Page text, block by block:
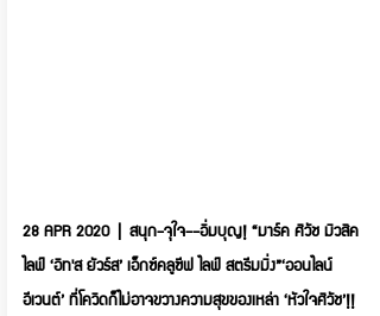
28 APR 2020 | สนุก​-จุใจ-​-อิ่มบุญ! “มาร์ค ศิวัช มิวสิค
ไลฟ์ ‘อิท'ส ยัวร์ส’ เอ็กซ์คลูซีฟ ไลฟ์ สตรีมมิ่ง”‘ออนไลน์
อีเวนต์’ ที่โควิดก็ไม่อาจขวางความสุขของเหล่า ‘หัวใจศิวัช’!!